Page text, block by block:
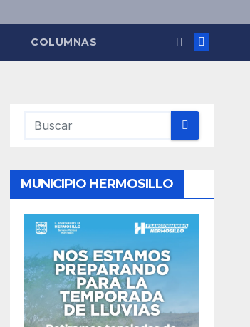
COLUMNAS
MUNICIPIO HERMOSILLO